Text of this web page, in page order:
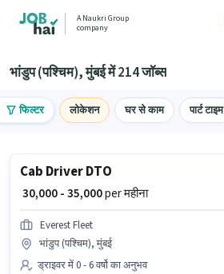
A Naukri Group
company
भांडुप (पश्चिम), मुंबई में 214 जॉब्स
फिल्टर लोकेशन घर से काम पार्ट टाइम
Cab Driver DTO
₹ 30,000 - 35,000per महीना
Everest Fleet
भांडुप (पश्चिम), मुंबई
ड्राइवर में 0 - 6 वर्षो का अनुभव